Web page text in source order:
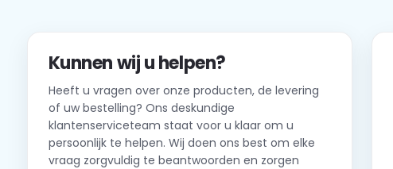
Kunnen wij u helpen?
Heeft u vragen over onze producten, de levering
of uw bestelling? Ons deskundige
klantenserviceteam staat voor u klaar om u
persoonlijk te helpen. Wij doen ons best om elke
vraag zorgvuldig te beantwoorden en zorgen